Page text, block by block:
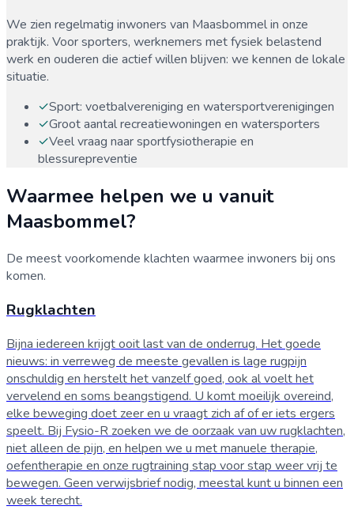
We zien regelmatig inwoners van Maasbommelin onze
praktijk. Voor sporters, werknemers met fysiek belastend
werk en ouderen die actief willen blijven: we kennen de lokale
situatie.
✓Sport: voetbalvereniging en watersportverenigingen
✓Groot aantal recreatiewoningen en watersporters
✓Veel vraag naar sportfysiotherapie en
blessurepreventie
Waarmee helpen we u vanuit
Maasbommel?
De meest voorkomende klachten waarmee inwoners bij ons
komen.
Rugklachten
Bijna iedereen krijgt ooit last van de onderrug. Het goede
nieuws: in verreweg de meeste gevallen is lage rugpijn
onschuldig en herstelt het vanzelf goed, ook al voelt het
vervelend en soms beangstigend. U komt moeilijk overeind,
elke beweging doet zeer en u vraagt zich af of er iets ergers
speelt. Bij Fysio-R zoeken we de oorzaak van uw rugklachten,
niet alleen de pijn, en helpen we u met manuele therapie,
oefentherapie en onze rugtraining stap voor stap weer vrij te
bewegen. Geen verwijsbrief nodig, meestal kunt u binnen een
week terecht.